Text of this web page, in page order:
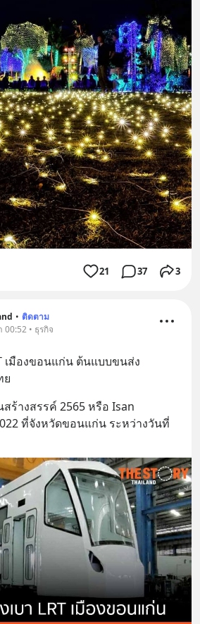
21 37 3
• ติดตาม
00:52 • ธุรกิจ
เมืองขอนแก่น ต้นแบบขนส่ง
ย
ร้างสรรค์ 2565 หรือ Isan
ที่จังหวัดขอนแก่น ระหว่างวันที่